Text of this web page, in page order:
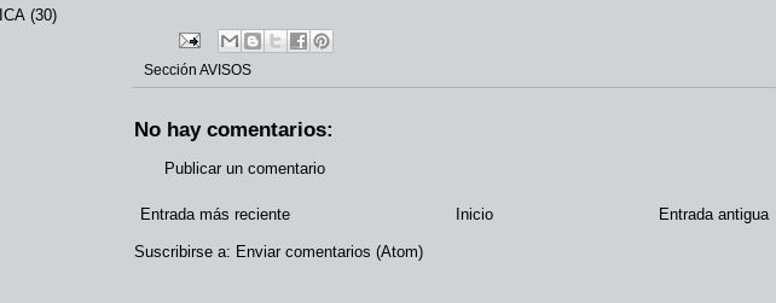
Sección AVISOS
No hay comentarios:
Publicar un comentario
Entrada más reciente Entrada antigua
Inicio
Suscribirse a: Enviar comentarios (Atom)
(30)